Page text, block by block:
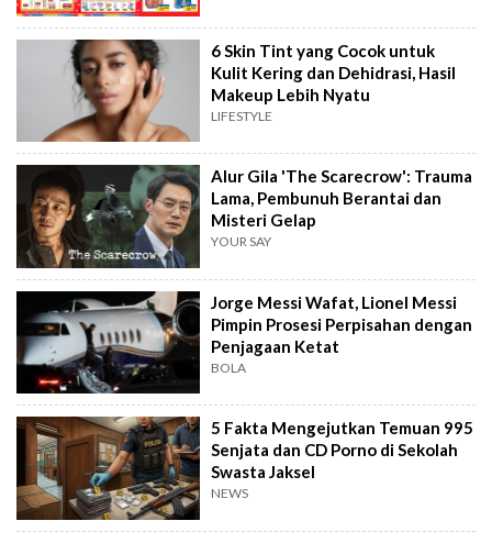
6 Skin Tint yang Cocok untuk
Kulit Kering dan Dehidrasi, Hasil
Makeup Lebih Nyatu
LIFESTYLE
Alur Gila 'The Scarecrow': Trauma
Lama, Pembunuh Berantai dan
Misteri Gelap
YOUR SAY
Jorge Messi Wafat, Lionel Messi
Pimpin Prosesi Perpisahan dengan
Penjagaan Ketat
BOLA
5 Fakta Mengejutkan Temuan 995
Senjata dan CD Porno di Sekolah
Swasta Jaksel
NEWS